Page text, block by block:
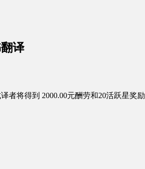
译
者将得到 2000.00元酬劳和20活跃星奖励